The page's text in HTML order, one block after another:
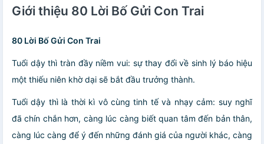
Giới thiệu 80 Lời Bố Gửi Con Trai
80 Lời Bố Gửi Con Trai
Tuổi dậy thì tràn đầy niềm vui: sự thay đổi về sinh lý báo hiệu
một thiếu niên khờ dại sẽ bắt đầu trưởng thành.
Tuổi dậy thì là thời kì vô cùng tinh tế và nhạy cảm: suy nghĩ
đã chín chắn hơn, càng lúc càng biết quan tâm đến bản thân,
càng lúc càng để ý đến những đánh giá của người khác, càng